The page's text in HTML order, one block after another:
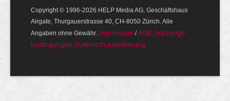
Copyright © 1996-2026 HELP Media AG, Geschäftshaus
Airgate, Thurgauer­strasse 40, CH-8050 Zürich. Alle
Angaben ohne Gewähr. Im­pres­sum /AGB, Nut­zungs­
bedin­gungen, Daten­schutz­er­klärung